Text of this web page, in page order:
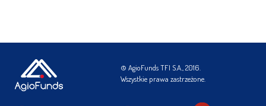
© AgioFunds TFI S.A., 2016.
Wszystkie prawa zastrzeżone.